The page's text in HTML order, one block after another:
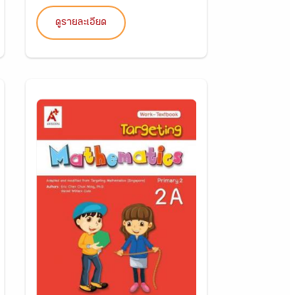
ดูรายละเอียด